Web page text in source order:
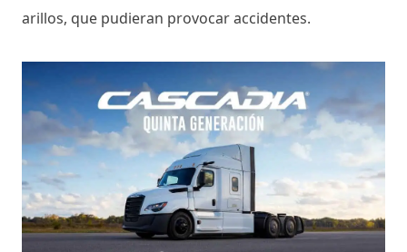
arillos, que pudieran provocar accidentes.